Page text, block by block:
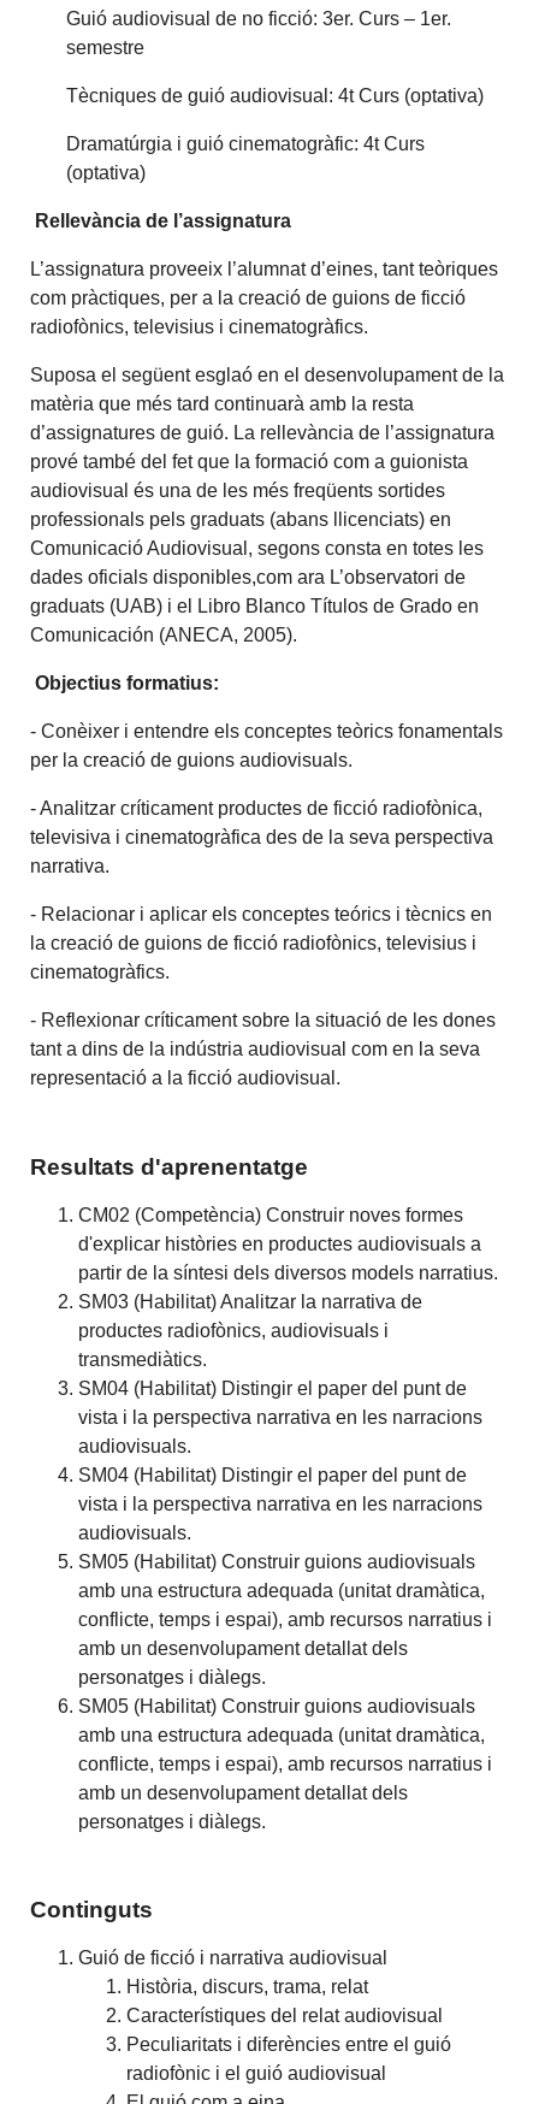
Guió audiovisual de no ficció: 3er. Curs – 1er.
semestre
Tècniques de guió audiovisual: 4t Curs (optativa)
Dramatúrgia i guió cinematogràfic: 4t Curs
(optativa)
Rellevància de l’assignatura
L’assignatura proveeix l’alumnat d’eines, tant teòriques
com pràctiques, per a la creació de guions de ficció
radiofònics, televisius i cinematogràfics.
Suposa el següent esglaó en el desenvolupament de la
matèria que més tard continuarà amb la resta
d’assignatures de guió. La rellevància de l’assignatura
prové també del fet que la formació com a guionista
audiovisual és una de les més freqüents sortides
professionals pels graduats (abans llicenciats) en
Comunicació Audiovisual, segons consta en totes les
dades oficials disponibles,com ara L’observatori de
graduats (UAB) i el Libro Blanco Títulos de Grado en
Comunicación (ANECA, 2005).
Objectius formatius:
- Conèixer i entendre els conceptes teòrics fonamentals
per la creació de guions audiovisuals.
- Analitzar críticament productes de ficció radiofònica,
televisiva i cinematogràfica des de la seva perspectiva
narrativa.
- Relacionar i aplicar els conceptes teórics i tècnics en
la creació de guions de ficció radiofònics, televisius i
cinematogràfics.
- Reflexionar críticament sobre la situació de les dones
tant a dins de la indústria audiovisual com en la seva
representació a la ficció audiovisual.
Resultats d'aprenentatge
CM02 (Competència) Construir noves formes
d'explicar històries en productes audiovisuals a
partir de la síntesi dels diversos models narratius.
SM03 (Habilitat) Analitzar la narrativa de
productes radiofònics, audiovisuals i
transmediàtics.
SM04 (Habilitat) Distingir el paper del punt de
vista i la perspectiva narrativa en les narracions
audiovisuals.
SM04 (Habilitat) Distingir el paper del punt de
vista i la perspectiva narrativa en les narracions
audiovisuals.
SM05 (Habilitat) Construir guions audiovisuals
amb una estructura adequada (unitat dramàtica,
conflicte, temps i espai), amb recursos narratius i
amb un desenvolupament detallat dels
personatges i diàlegs.
SM05 (Habilitat) Construir guions audiovisuals
amb una estructura adequada (unitat dramàtica,
conflicte, temps i espai), amb recursos narratius i
amb un desenvolupament detallat dels
personatges i diàlegs.
Continguts
Guió de ficció i narrativa audiovisual
Història, discurs, trama, relat
Característiques del relat audiovisual
Peculiaritats i diferències entre el guió
radiofònic i el guió audiovisual